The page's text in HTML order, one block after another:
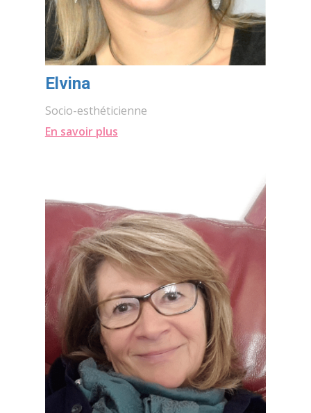
Elvina
Socio-esthéticienne
En savoir plus